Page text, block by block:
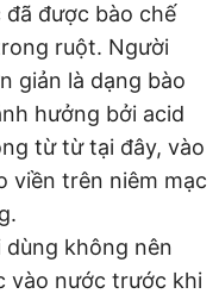
được bào chế
ruột. Người
giản là dạng bào
hưởng bởi acid
từ từ tại đây, vào
viền trên niêm mạc
dùng không nên
vào nước trước khi